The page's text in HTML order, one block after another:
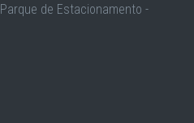
de Estacionamento -